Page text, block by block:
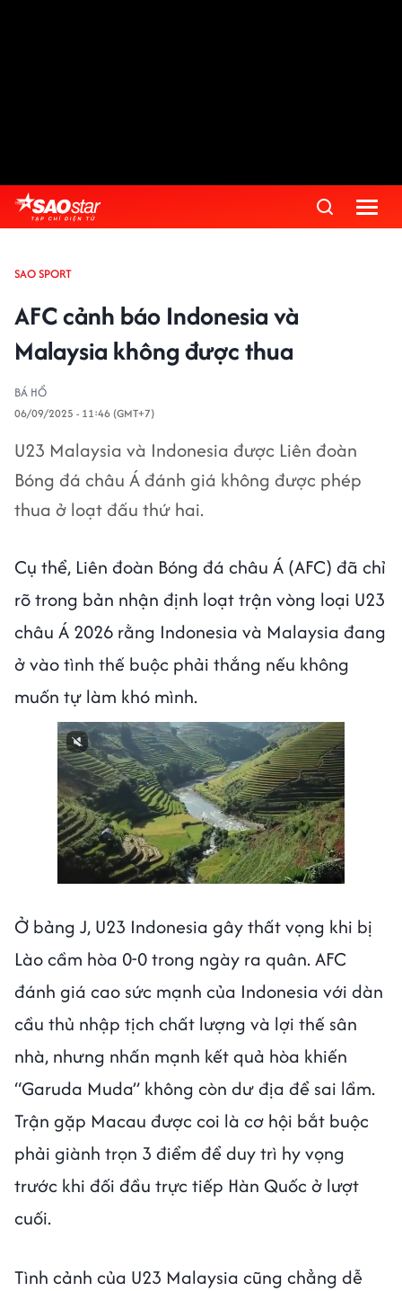
SAO SPORT
AFC cảnh báo Indonesia và
Malaysia không được thua
BÁ HỔ
06/09/2025 - 11:46 (GMT+7)
U23 Malaysia và Indonesia được Liên đoàn
Bóng đá châu Á đánh giá không được phép
thua ở loạt đấu thứ hai.
Cụ thể, Liên đoàn Bóng đá châu Á (AFC) đã chỉ
rõ trong bản nhận định loạt trận vòng loại U23
châu Á 2026 rằng Indonesia và Malaysia đang
ở vào tình thế buộc phải thắng nếu không
muốn tự làm khó mình.
Ở bảng J, U23 Indonesia gây thất vọng khi bị
Lào cầm hòa 0-0 trong ngày ra quân. AFC
đánh giá cao sức mạnh của Indonesia với dàn
cầu thủ nhập tịch chất lượng và lợi thế sân
nhà, nhưng nhấn mạnh kết quả hòa khiến
“Garuda Muda” không còn dư địa để sai lầm.
Trận gặp Macau được coi là cơ hội bắt buộc
phải giành trọn 3 điểm để duy trì hy vọng
trước khi đối đầu trực tiếp Hàn Quốc ở lượt
cuối.
Tình cảnh của U23 Malaysia cũng chẳng dễ